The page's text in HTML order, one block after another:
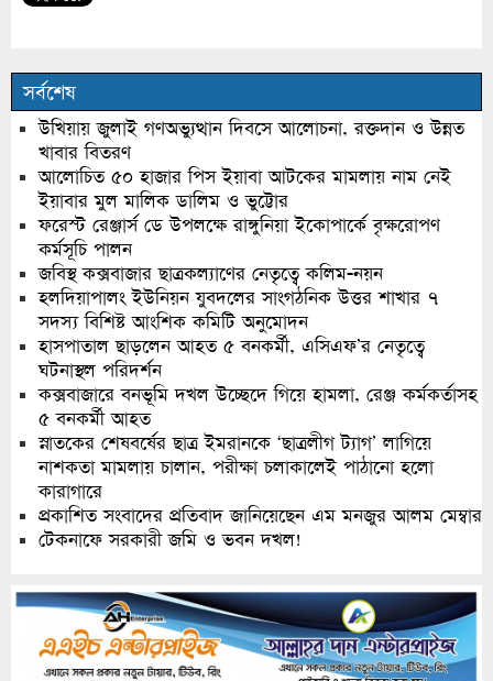
সর্বশেষ
উখিয়ায় জুলাই গণঅভ্যুত্থান দিবসে আলোচনা, রক্তদান ও উন্নত
খাবার বিতরণ
আলোচিত ৫০ হাজার পিস ইয়াবা আটকের মামলায় নাম নেই
ইয়াবার মুল মালিক ডালিম ও ভুট্টোর
ফরেস্ট রেঞ্জার্স ডে উপলক্ষে রাঙ্গুনিয়া ইকোপার্কে বৃক্ষরোপণ
কর্মসূচি পালন
জবিস্থ কক্সবাজার ছাত্রকল্যাণের নেতৃত্বে কলিম-নয়ন
হলদিয়াপালং ইউনিয়ন যুবদলের সাংগঠনিক উত্তর শাখার ৭
সদস্য বিশিষ্ট আংশিক কমিটি অনুমোদন
হাসপাতাল ছাড়লেন আহত ৫ বনকর্মী, এসিএফ’র নেতৃত্বে
ঘটনাস্থল পরিদর্শন
কক্সবাজারে বনভূমি দখল উচ্ছেদে গিয়ে হামলা, রেঞ্জ কর্মকর্তাসহ
৫ বনকর্মী আহত
স্নাতকের শেষবর্ষের ছাত্র ইমরানকে ‘ছাত্রলীগ ট্যাগ’ লাগিয়ে
নাশকতা মামলায় চালান, পরীক্ষা চলাকালেই পাঠানো হলো
কারাগারে
প্রকাশিত সংবাদের প্রতিবাদ জানিয়েছেন এম মনজুর আলম মেম্বার
টেকনাফে সরকারী জমি ও ভবন দখল!